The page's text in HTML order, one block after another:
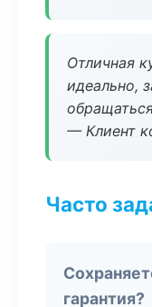
Отличная
идеально,
— Клиент
Часто
гарантия?